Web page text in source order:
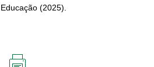
Educação (2025).